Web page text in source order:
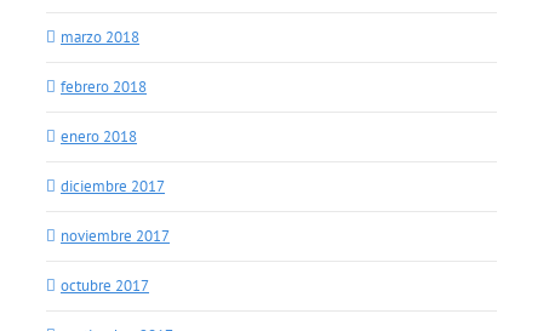
marzo 2018
febrero 2018
enero 2018
diciembre 2017
noviembre 2017
octubre 2017